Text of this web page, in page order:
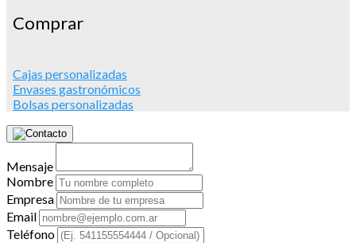
Comprar
Cajas personalizadas
Envases gastronómicos
Bolsas personalizadas
Mensaje
Nombre
Empresa
Email
Teléfono